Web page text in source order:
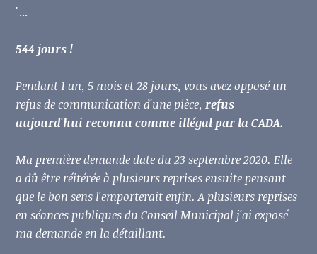
"...
544 jours !
Pendant 1 an, 5 mois et 28 jours, vous avez opposé un
refus de communication d'une pièce, refus
aujourd'hui reconnu comme illégal par la CADA.
Ma première demande date du 23 septembre 2020. Elle
a dû être réitérée à plusieurs reprises ensuite pensant
que le bon sens l'emporterait enfin. A plusieurs reprises
en séances publiques du Conseil Municipal j'ai exposé
ma demande en la détaillant.